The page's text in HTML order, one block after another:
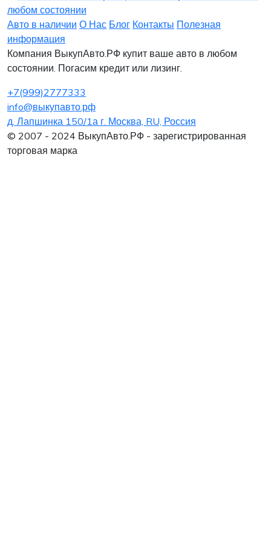
Я согласенна обработку персональных данных
Я согласенна обработку персональных данных
Заполните, пожалуйста, форму.
Заполните, пожалуйста, форму.
Авто в наличии О Нас Блог Контакты Полезная
информация
Компания ВыкупАвто.РФ купит ваше авто в любом
состоянии. Погасим кредит или лизинг.
+7(999)2777333
info@выкупавто.рф
д. Лапшинка 150/1а г. Москва, RU, Россия
© 2007 - 2024 ВыкупАвто.РФ - зарегистрированная
торговая марка